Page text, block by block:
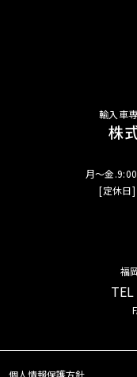
輸入車
株
月～金
[定休日
福
TEL